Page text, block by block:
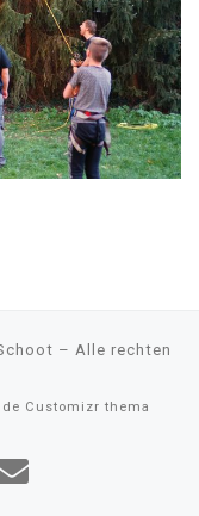
– Alle rechten
Customizr thema